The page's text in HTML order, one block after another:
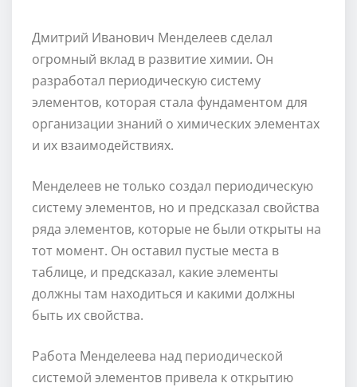
Дмитрий Иванович Менделеев сделал
огромный вклад в развитие химии. Он
разработал периодическую систему
элементов, которая стала фундаментом для
организации знаний о химических элементах
и их взаимодействиях.
Менделеев не только создал периодическую
систему элементов, но и предсказал свойства
ряда элементов, которые не были открыты на
тот момент. Он оставил пустые места в
таблице, и предсказал, какие элементы
должны там находиться и какими должны
быть их свойства.
Работа Менделеева над периодической
системой элементов привела к открытию